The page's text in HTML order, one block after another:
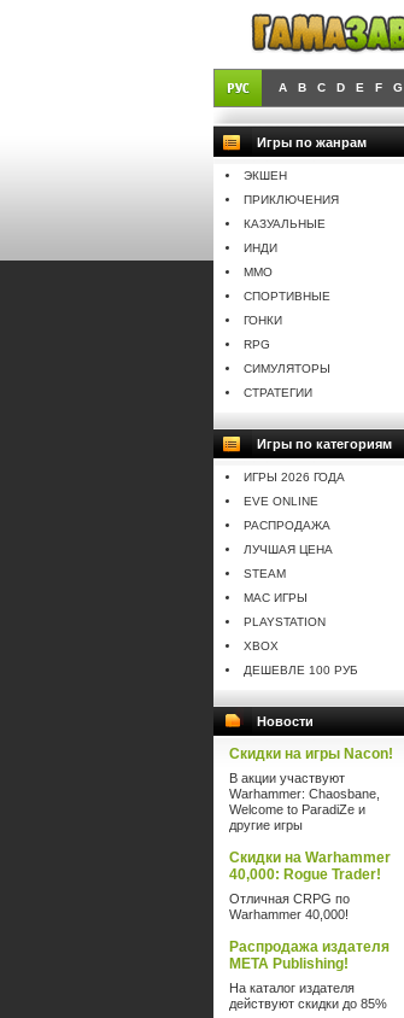
A B C D E F G
Игры по жанрам
ЭКШЕН
ПРИКЛЮЧЕНИЯ
КАЗУАЛЬНЫЕ
ИНДИ
MMO
СПОРТИВНЫЕ
ГОНКИ
RPG
СИМУЛЯТОРЫ
СТРАТЕГИИ
Игры по категориям
ИГРЫ 2026 ГОДА
EVE ONLINE
РАСПРОДАЖА
ЛУЧШАЯ ЦЕНА
STEAM
MAC ИГРЫ
PLAYSTATION
XBOX
ДЕШЕВЛЕ 100 РУБ
Новости
Скидки на игры Nacon!
В акции участвуют
Warhammer: Chaosbane,
Welcome to ParadiZe и
другие игры
Скидки на Warhammer
40,000: Rogue Trader!
Отличная CRPG по
Warhammer 40,000!
Распродажа издателя
META Publishing!
На каталог издателя
действуют скидки до 85%